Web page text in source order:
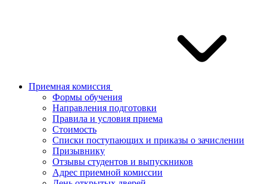
Приемная комиссия
Формы обучения
Направления подготовки
Правила и условия приема
Стоимость
Списки поступающих и приказы о зачислении
Призывнику
Отзывы студентов и выпускников
Адрес приемной комиссии